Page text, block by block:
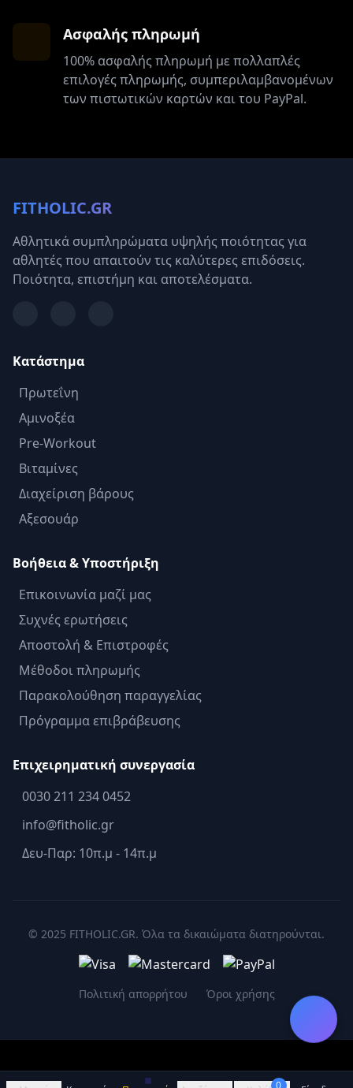
0
Ασφαλής πληρωμή
100% ασφαλής πληρωμή με πολλαπλές
επιλογές πληρωμής, συμπεριλαμβανομένων
των πιστωτικών καρτών και του PayPal.
FITHOLIC.GR
Αθλητικά συμπληρώματα υψηλής ποιότητας για
αθλητές που απαιτούν τις καλύτερες επιδόσεις.
Ποιότητα, επιστήμη και αποτελέσματα.
Κατάστημα
Πρωτεΐνη
Αμινοξέα
Pre-Workout
Βιταμίνες
Διαχείριση βάρους
Αξεσουάρ
Βοήθεια & Υποστήριξη
Επικοινωνία μαζί μας
Συχνές ερωτήσεις
Αποστολή & Επιστροφές
Μέθοδοι πληρωμής
Παρακολούθηση παραγγελίας
Πρόγραμμα επιβράβευσης
Επιχειρηματική συνεργασία
0030 211 234 0452
info@fitholic.gr
Δευ-Παρ: 10π.μ - 14π.μ
© 2025 FITHOLIC.GR. Όλα τα δικαιώματα διατηρούνται.
Πολιτική απορρήτου Όροι χρήσης